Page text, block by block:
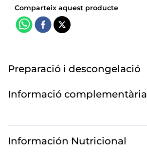
Preparació i descongelació
Informació complementària
Información Nutricional